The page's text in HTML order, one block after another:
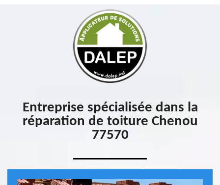
Entreprise spécialisée dans la
réparation de toiture Chenou
77570